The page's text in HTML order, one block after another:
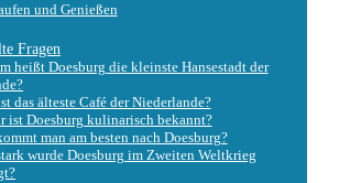
und Genießen
Fragen
heißt Doesburg die kleinste Hansestadt der
das älteste Café der Niederlande?
ist Doesburg kulinarisch bekannt?
man am besten nach Doesburg?
wurde Doesburg im Zweiten Weltkrieg